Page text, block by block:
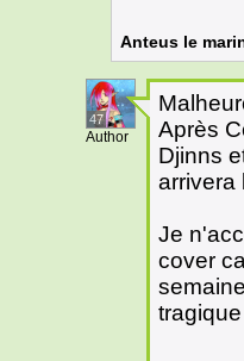
Anteus le
47
Author
Après
Djinns
arrivera
Je
cover